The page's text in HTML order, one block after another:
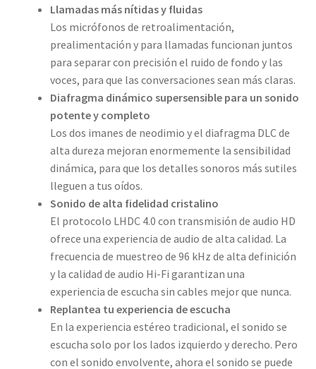
Llamadas más nítidas y fluidas
Los micrófonos de retroalimentación,
prealimentación y para llamadas funcionan juntos
para separar con precisión el ruido de fondo y las
voces, para que las conversaciones sean más claras.
Diafragma dinámico supersensible para un sonido
potente y completo
Los dos imanes de neodimio y el diafragma DLC de
alta dureza mejoran enormemente la sensibilidad
dinámica, para que los detalles sonoros más sutiles
lleguen a tus oídos.
Sonido de alta fidelidad cristalino
El protocolo LHDC 4.0 con transmisión de audio HD
ofrece una experiencia de audio de alta calidad. La
frecuencia de muestreo de 96 kHz de alta definición
y la calidad de audio Hi-Fi garantizan una
experiencia de escucha sin cables mejor que nunca.
Replantea tu experiencia de escucha
En la experiencia estéreo tradicional, el sonido se
escucha solo por los lados izquierdo y derecho. Pero
con el sonido envolvente, ahora el sonido se puede